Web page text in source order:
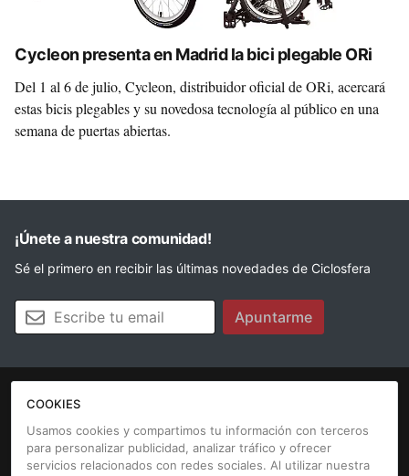
Cycleon presenta en Madrid la bici plegable ORi
Del 1 al 6 de julio, Cycleon, distribuidor oficial de ORi, acercará
estas bicis plegables y su novedosa tecnología al público en una
semana de puertas abiertas.
¡Únete a nuestra comunidad!
Sé el primero en recibir las últimas novedades de Ciclosfera
Tu email Apuntarme
La revista
Aviso legal Política de cookies
COOKIES
Usamos cookies y compartimos tu información con terceros
para personalizar publicidad, analizar tráfico y ofrecer
servicios relacionados con redes sociales. Al utilizar nuestra